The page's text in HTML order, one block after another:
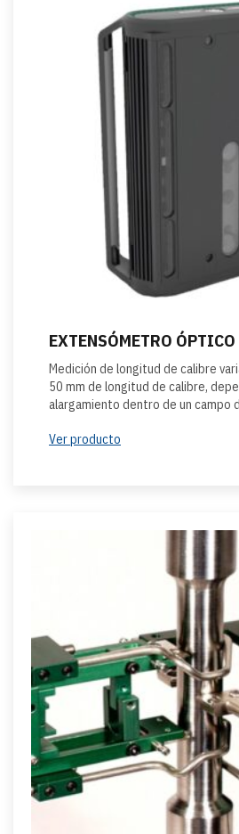
EXTENSÓMETRO
Medición de longitud de calibre
50 mm de longitud de calibre,
alargamiento dentro de un campo
Ver producto